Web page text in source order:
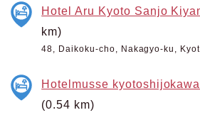
Hotel Aru Kyoto Sanjo
km)
48, Daikoku-cho, Nakagyo-ku,
Hotelmusse
(0.54 km)